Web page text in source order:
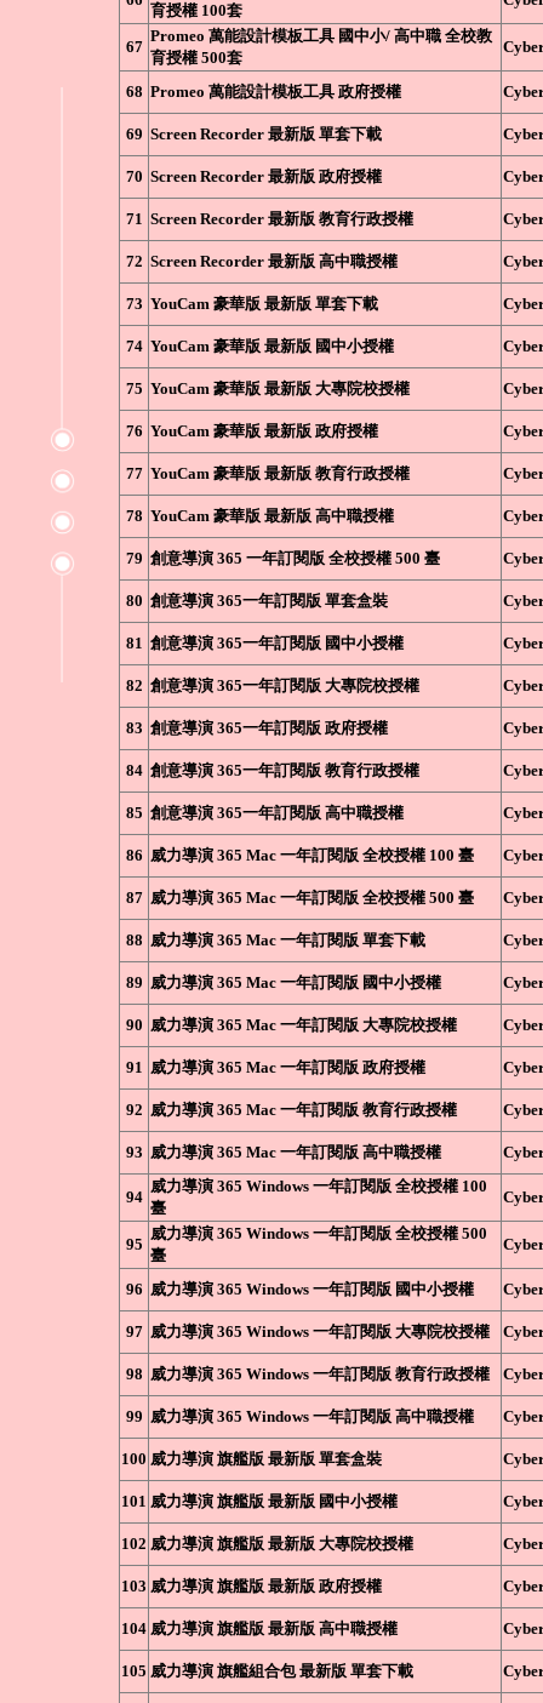
育授權 100套
67
Promeo 萬能設計模板工具 國中小/ 高中職 全校教
育授權 500套
68 Promeo 萬能設計模板工具 政府授權
69 Screen Recorder 最新版 單套下載
70 Screen Recorder 最新版 政府授權
71 Screen Recorder 最新版 教育行政授權
72 Screen Recorder 最新版 高中職授權
73 YouCam 豪華版 最新版 單套下載
74 YouCam 豪華版 最新版 國中小授權
75 YouCam 豪華版 最新版 大專院校授權
76 YouCam 豪華版 最新版 政府授權
77 YouCam 豪華版 最新版 教育行政授權
78 YouCam 豪華版 最新版 高中職授權
79 創意導演 365 一年訂閱版 全校授權 500 臺
80 創意導演 365一年訂閱版 單套盒裝
81 創意導演 365一年訂閱版 國中小授權
82 創意導演 365一年訂閱版 大專院校授權
83 創意導演 365一年訂閱版 政府授權
84 創意導演 365一年訂閱版 教育行政授權
85 創意導演 365一年訂閱版 高中職授權
86 威力導演 365 Mac 一年訂閱版 全校授權 100 臺
87 威力導演 365 Mac 一年訂閱版 全校授權 500 臺
88 威力導演 365 Mac 一年訂閱版 單套下載
89 威力導演 365 Mac 一年訂閱版 國中小授權
90 威力導演 365 Mac 一年訂閱版 大專院校授權
91 威力導演 365 Mac 一年訂閱版 政府授權
92 威力導演 365 Mac 一年訂閱版 教育行政授權
93 威力導演 365 Mac 一年訂閱版 高中職授權
94
威力導演 365 Windows 一年訂閱版 全校授權 100
臺
95
威力導演 365 Windows 一年訂閱版 全校授權 500
臺
96 威力導演 365 Windows 一年訂閱版 國中小授權
97 威力導演 365 Windows 一年訂閱版 大專院校授權
98 威力導演 365 Windows 一年訂閱版 教育行政授權
99 威力導演 365 Windows 一年訂閱版 高中職授權
100 威力導演 旗艦版 最新版 單套盒裝
101 威力導演 旗艦版 最新版 國中小授權
102 威力導演 旗艦版 最新版 大專院校授權
103 威力導演 旗艦版 最新版 政府授權
104 威力導演 旗艦版 最新版 高中職授權
105 威力導演 旗艦組合包 最新版 單套下載